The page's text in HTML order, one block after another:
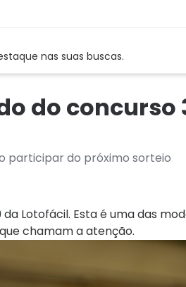
nas suas buscas.
do concurso
participar do próximo sorteio
Lotofácil. Esta é uma das
chamam a atenção.